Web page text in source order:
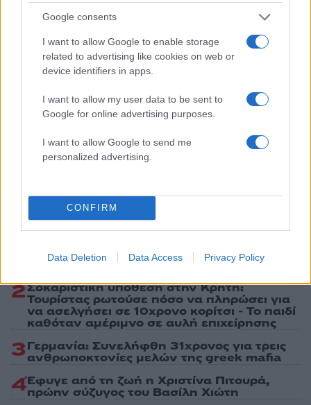
Google consents
I want to allow Google to enable storage
related to advertising like cookies on web or
device identifiers in apps.
I want to allow my user data to be sent to
Google for online advertising purposes.
I want to allow Google to send me
personalized advertising.
CONFIRM
Data Deletion Data Access Privacy Policy
Share:
Ακολουθήστε το Νewsit.gr στο Google News
ενημερωθείτε πρώτοι για όλη την ειδησεογραφία και τα
τελευταία νέατης ημέρας
Πιο δημοφιλή
για τον έναν χρόνο από τον θάνατο της
κόρης του Αντώνη Σαμαρά
2Σοκαριστική υπόθεση στην Κρήτη:
Τουρίστας ρωτούσε πόσο να πληρώσει για
να ασελγήσει σε 10χρονο κορίτσι - Το παιδί
καθόταν αμέριμνο σε αυλή επιχείρησης
3Γερμανία: Συνελήφθη 31χρονος για τρεις
ανθρωποκτονίες μελών της greek mafia
4Έφυγε από τη ζωή η Χριστίνα Πιτουρά,
πρώην σύζυγος του Βασίλη Χιώτη